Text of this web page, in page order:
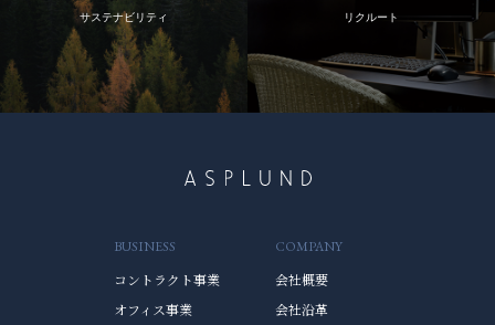
サステナビリティ リクルート
BUSINESS
コントラクト事業
オフィス事業
COMPANY
会社概要
会社沿革